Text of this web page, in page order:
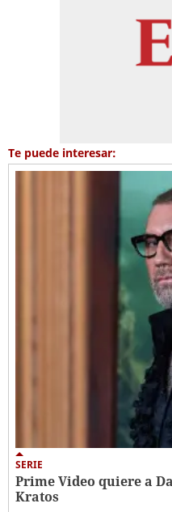
Te puede interesar:
SERIE
Prime Video quiere a
Kratos